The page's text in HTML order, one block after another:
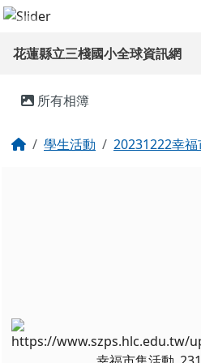
跳至主內容區
花蓮縣立三棧國小
導覽列
花蓮縣立三棧國小全球資訊網
所有相簿
回首頁學生活動 20231222幸